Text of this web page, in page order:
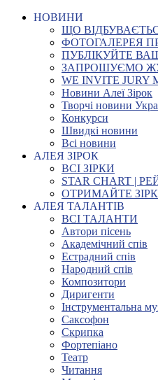
НОВИНИ
ЩО
ФОТОГАЛЕРЕЯ
ПУБЛІКУЙТЕ
ЗАПРОШУЄМО
WE INVITE JURY
Новини Алеї Зірок
Творчі новини
Конкурси
Швидкі новини
Всі новини
АЛЕЯ ЗІРОК
ВСІ ЗІРКИ
STAR CHART |
ОТРИМАЙТЕ
АЛЕЯ ТАЛАНТІВ
ВСІ ТАЛАНТИ
Автори пісень
Академічний спів
Естрадний спів
Народний спів
Композитори
Диригенти
Інструментальна
Саксофон
Скрипка
Фортепіано
Театр
Читання